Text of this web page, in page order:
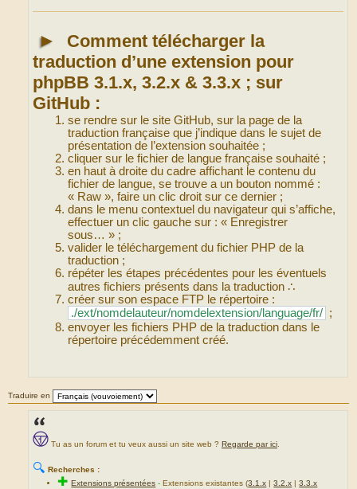
►
Comment télécharger la
traduction d’une extension pour
phpBB 3.1.x, 3.2.x & 3.3.x ; sur
GitHub :
se rendre sur le site GitHub, sur la page de la
traduction française que j’indique dans le sujet de
présentation de l’extension souhaitée ;
cliquer sur le fichier de langue française souhaité ;
en haut à droite du cadre affichant le contenu du
fichier de langue, se trouve a un bouton nommé :
« Raw », faire un clic droit sur ce dernier ;
dans le menu contextuel du navigateur qui s’affiche,
effectuer un clic gauche sur : « Enregistrer
sous… » ;
valider le téléchargement du fichier PHP de la
traduction ;
répéter les étapes précédentes pour les éventuels
autres fichiers présents dans la traduction ∴
créer sur son espace FTP le répertoire :
./ext/nomdelauteur/nomdelextension/language/fr/ ;
envoyer les fichiers PHP de la traduction dans le
répertoire précédemment créé.
Traduire en
Tu as un forum et tu veux aussi un site web ? Regarde par ici
🔍 Recherches :
✚Extensions présentées -Extensions existantes (3.1.x |3.2.x |3.3.x